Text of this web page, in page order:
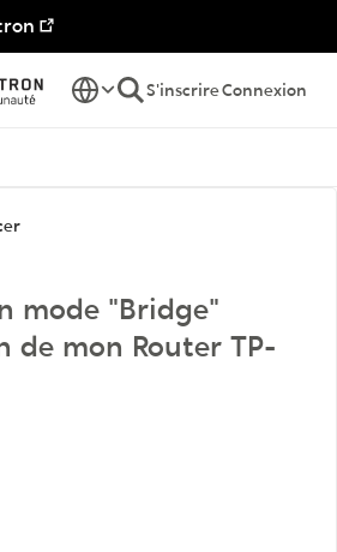
S'inscrireConnexion
de forum
mode "Bridge"
de mon Router TP-